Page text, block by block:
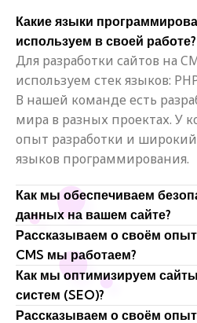
Какие языки
используем в своей работе?
Для разработки сайтов на
используем стек языков:
В нашей команде есть
мира в разных проектах. У
опыт разработки и
языков программирования.
Как мы обеспечиваем
данных на вашем сайте?
Рассказываем о своём
CMS мы работаем?
Как мы оптимизируем
систем (SEO)?
Рассказываем о своём